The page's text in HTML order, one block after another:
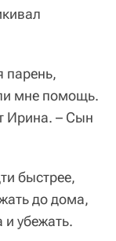
парень,
мне помощь.
Ирина. – Сын
быстрее,
до дома,
убежать.